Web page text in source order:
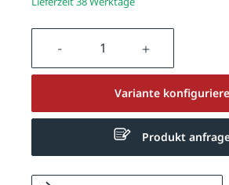
Produkt Anzahl: Gib
Variante
Produkt